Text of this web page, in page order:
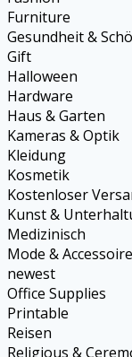
Furniture
Gesundheit &
Gift
Halloween
Hardware
Haus & Garten
Kameras & Optik
Kleidung
Kosmetik
Kostenloser
Kunst &
Medizinisch
Mode &
newest
Office Supplies
Printable
Reisen
Religious &